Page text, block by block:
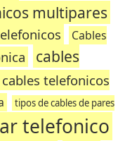
multipares
Cables
cables
telefonicos
tipos de cables de pares
telefonico